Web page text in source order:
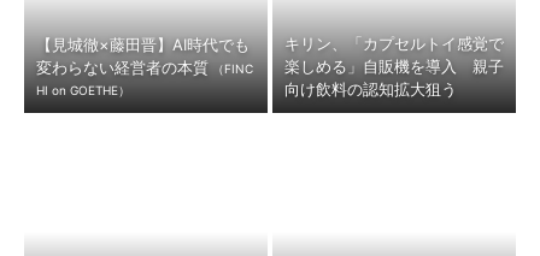
【見城徹×藤田晋】AI時代でも
変わらない経営者の本質
（FINC
HI on GOETHE）
キリン、「カプセルトイ感覚で
楽しめる」自販機を導入 親子
向け飲料の認知拡大狙う